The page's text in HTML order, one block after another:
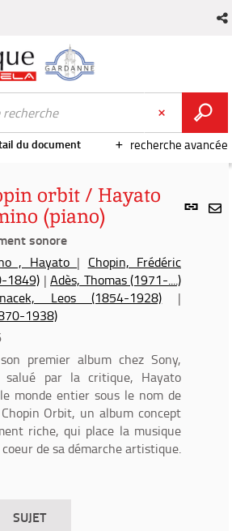
recherche avancée
du document
Lien
orbit / Hayato
(piano)
sonore
, Hayato | Chopin, Frédéric
1849) | Adès, Thomas (1971-....)
Leos (1854-1928) |
1938)
premier album chez Sony,
salué par la critique, Hayato
monde entier sous le nom de
Orbit, un album concept
riche, qui place la musique
de sa démarche artistique.
SUJET